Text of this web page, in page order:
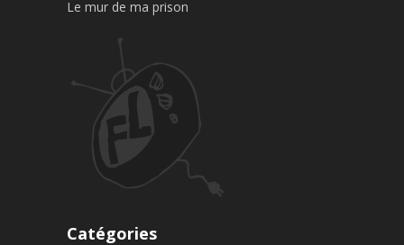
Le mur de ma prison
Catégories